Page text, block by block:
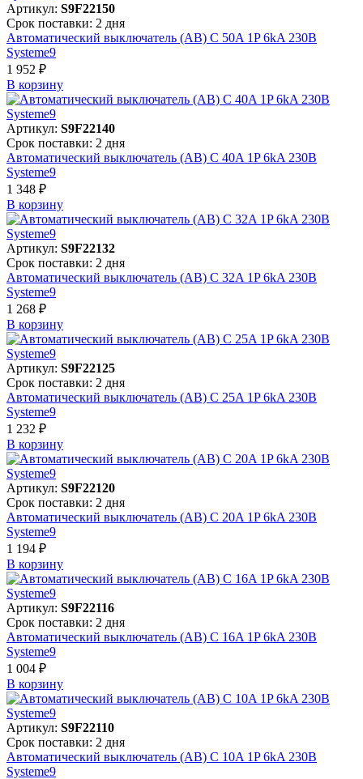
Артикул: S9F22150
Срок поставки: 2 дня
Автоматический выключатель (АВ) C 50A 1P 6kA 230В
Systeme9
1 952 ₽
В корзинy
Артикул: S9F22140
Срок поставки: 2 дня
Автоматический выключатель (АВ) C 40A 1P 6kA 230В
Systeme9
1 348 ₽
В корзинy
Артикул: S9F22132
Срок поставки: 2 дня
Автоматический выключатель (АВ) C 32A 1P 6kA 230В
Systeme9
1 268 ₽
В корзинy
Артикул: S9F22125
Срок поставки: 2 дня
Автоматический выключатель (АВ) C 25A 1P 6kA 230В
Systeme9
1 232 ₽
В корзинy
Артикул: S9F22120
Срок поставки: 2 дня
Автоматический выключатель (АВ) C 20A 1P 6kA 230В
Systeme9
1 194 ₽
В корзинy
Артикул: S9F22116
Срок поставки: 2 дня
Автоматический выключатель (АВ) C 16A 1P 6kA 230В
Systeme9
1 004 ₽
В корзинy
Артикул: S9F22110
Срок поставки: 2 дня
Автоматический выключатель (АВ) C 10A 1P 6kA 230В
Systeme9